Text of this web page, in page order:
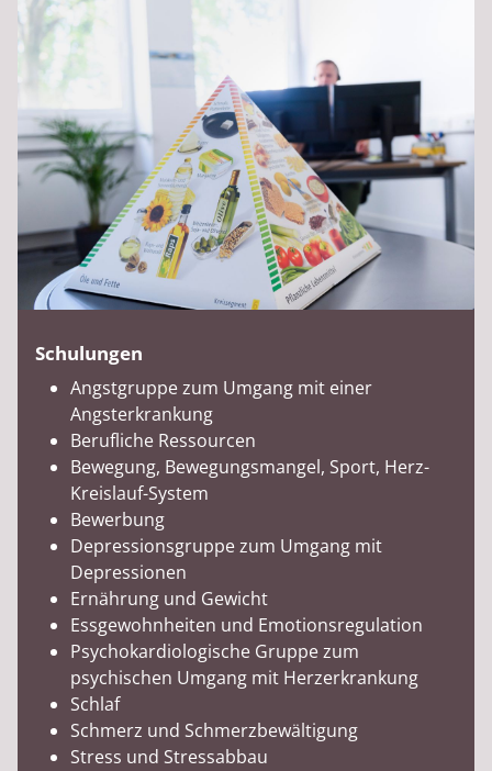
Schulungen
Angstgruppe zum Umgang mit einer
Angsterkrankung
Berufliche Ressourcen
Bewegung, Bewegungsmangel, Sport, Herz-
Kreislauf-System
Bewerbung
Depressionsgruppe zum Umgang mit
Depressionen
Ernährung und Gewicht
Essgewohnheiten und Emotionsregulation
Psychokardiologische Gruppe zum
psychischen Umgang mit Herzerkrankung
Schlaf
Schmerz und Schmerzbewältigung
Stress und Stressabbau